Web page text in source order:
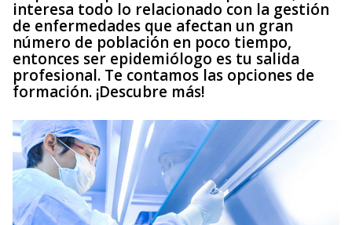
interesa todo lo relacionado con la gestión
de enfermedades que afectan un gran
número de población en poco tiempo,
entonces ser epidemiólogo es tu salida
profesional. Te contamos las opciones de
formación. ¡Descubre más!